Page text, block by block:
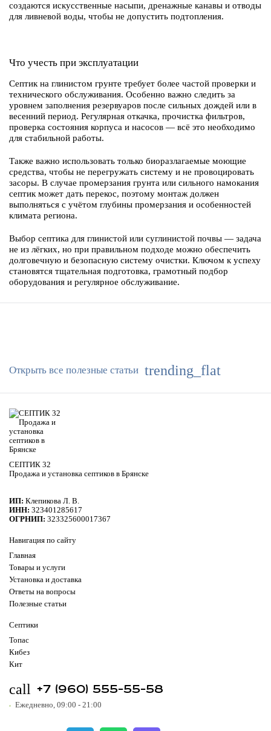
создаются искусственные насыпи, дренажные канавы и отводы
для ливневой воды, чтобы не допустить подтопления.
Что учесть при эксплуатации
Септик на глинистом грунте требует более частой проверки и
технического обслуживания. Особенно важно следить за
уровнем заполнения резервуаров после сильных дождей или в
весенний период. Регулярная откачка, прочистка фильтров,
проверка состояния корпуса и насосов — всё это необходимо
для стабильной работы.
Также важно использовать только биоразлагаемые моющие
средства, чтобы не перегружать систему и не провоцировать
засоры. В случае промерзания грунта или сильного намокания
септик может дать перекос, поэтому монтаж должен
выполняться с учётом глубины промерзания и особенностей
климата региона.
Выбор септика для глинистой или суглинистой почвы — задача
не из лёгких, но при правильном подходе можно обеспечить
долговечную и безопасную систему очистки. Ключом к успеху
становятся тщательная подготовка, грамотный подбор
оборудования и регулярное обслуживание.
Открыть все полезные статьи trending_flat
СЕПТИК 32
Продажа и установка септиков в Брянске
ИП: Клепикова Л. В.
ИНН: 323401285617
ОГРНИП: 323325600017367
Навигация по сайту
Главная
Товары и услуги
Установка и доставка
Ответы на вопросы
Полезные статьи
Септики
Топас
Кибез
Кит
call +7 (960) 555-55-58
Ежедневно, 09:00 - 21:00